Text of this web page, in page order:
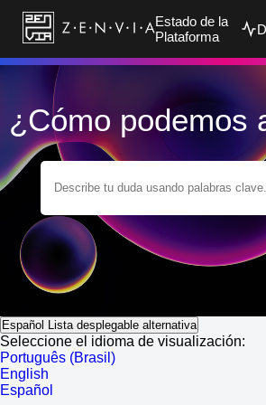
Estado de la
Plataforma
¿Cómo podemos
Español Lista desplegable alternativa
Seleccione el idioma de visualización:
Português (Brasil)
English
Español